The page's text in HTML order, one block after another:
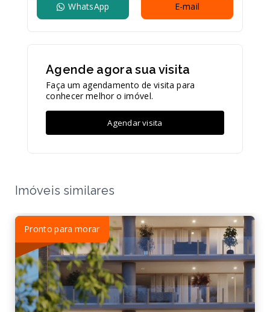
WhatsApp E-mail
Agende agora sua visita
Faça um agendamento de visita para
conhecer melhor o imóvel.
Agendar visita
Imóveis similares
Pronto para morar